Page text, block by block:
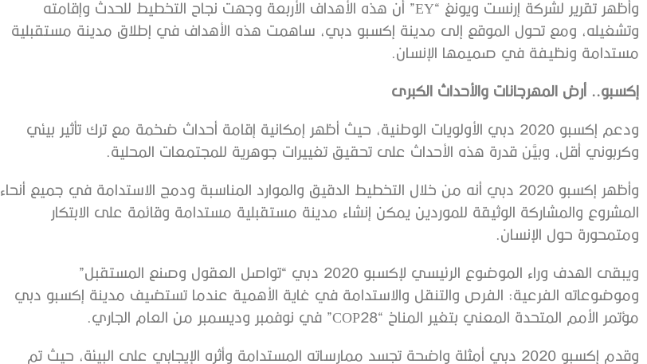
وأظهر تقرير لشركة إرنست ويونغ “EY” أن هذه الأهداف الأربعة وجهت نجاح التخطيط للحدث وإقامته
وتشغيله، ومع تحول الموقع إلى مدينة إكسبو دبي، ساهمت هذه الأهداف في إطلاق مدينة مستقبلية
مستدامة ونظيفة في صميمها الإنسان.
إكسبو.. أرض المهرجانات والأحداث الكبرى
ودعم إكسبو 2020 دبي الأولويات الوطنية، حيث أظهر إمكانية إقامة أحداث ضخمة مع ترك تأثير بيئي
وكربوني أقل، وبيَّن قدرة هذه الأحداث على تحقيق تغييرات جوهرية للمجتمعات المحلية.
وأظهر إكسبو 2020 دبي أنه من خلال التخطيط الدقيق والموارد المناسبة ودمج الاستدامة في جميع أنحاء
المشروع والمشاركة الوثيقة للموردين يمكن إنشاء مدينة مستقبلية مستدامة وقائمة على الابتكار
ومتمحورة حول الإنسان.
ويبقى الهدف وراء الموضوع الرئيسي لإكسبو 2020 دبي “تواصل العقول وصنع المستقبل”
وموضوعاته الفرعية: الفرص والتنقل والاستدامة في غاية الأهمية عندما تستضيف مدينة إكسبو دبي
مؤتمر الأمم المتحدة المعني بتغير المناخ “COP28” في نوفمبر وديسمبر من العام الجاري.
وقدم إكسبو 2020 دبي أمثلة واضحة تجسد ممارساته المستدامة وأثره الإيجابي على البيئة، حيث تم